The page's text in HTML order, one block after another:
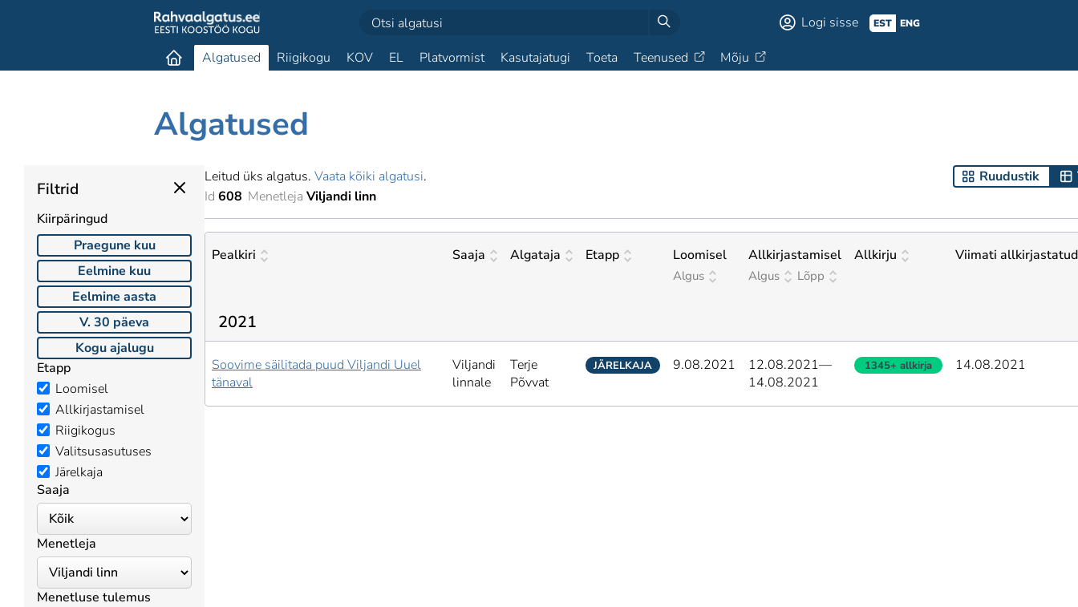
Logi sisse EST ENG
Algatused Riigikogu KOV EL Platvormist Kasutajatugi Toeta Teenused Mõju
Algatused
Filtrid
Kiirpäringud
Praegune kuu
Eelmine kuu
Eelmine aasta
V. 30 päeva
Kogu ajalugu
Etapp
Loomisel
Allkirjastamisel
Riigikogus
Valitsusasutuses
Järelkaja
Saaja
Menetleja
Menetluse tulemus
Leitud üks algatus. Vaata kõiki algatusi. Ruudustik
Id 608 Menetleja Viljandi linn
Pealkiri Saaja Algataja Etapp Loomisel
Algus
Allkirjastamisel
Algus Lõpp
Allkirju Viimati allkirjastatud
2021
Soovime säilitada puud Viljandi Uuel
tänaval
Viljandi
linnale
Terje
Põvvat
JÄRELKAJA 9.08.2021 12.08.2021—
14.08.2021
1345+ allkirja 14.08.2021